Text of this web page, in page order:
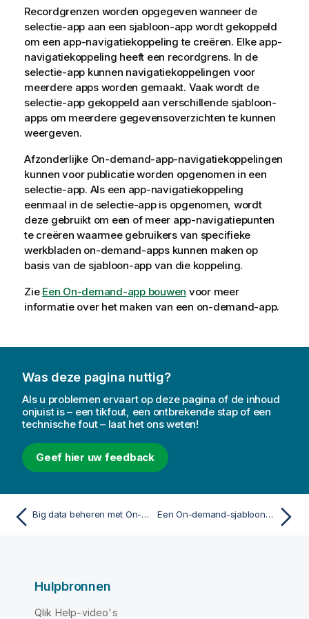
a
t
i
e
Recordgrenzen worden opgegeven wanneer de
selectie-app aan een sjabloon-app wordt gekoppeld
om een app-navigatiekoppeling te creëren. Elke app-
navigatiekoppeling heeft een recordgrens. In de
selectie-app kunnen navigatiekoppelingen voor
meerdere apps worden gemaakt. Vaak wordt de
selectie-app gekoppeld aan verschillende sjabloon-
apps om meerdere gegevensoverzichten te kunnen
weergeven.
Afzonderlijke On-demand-app-navigatiekoppelingen
kunnen voor publicatie worden opgenomen in een
selectie-app. Als een app-navigatiekoppeling
eenmaal in de selectie-app is opgenomen, wordt
deze gebruikt om een of meer app-navigatiepunten
te creëren waarmee gebruikers van specifieke
werkbladen on-demand-apps kunnen maken op
basis van de sjabloon-app van die koppeling.
Zie Een On-demand-app bouwen voor meer
informatie over het maken van een on-demand-app.
Was deze pagina nuttig?
Als u problemen ervaart op deze pagina of de inhoud
onjuist is – een tikfout, een ontbrekende stap of een
technische fout – laat het ons weten!
Geef hier uw feedback
Big data beheren met On-demand-apps Een On-demand-sjabloon-app maken
Hulpbronnen
Qlik Help-video's